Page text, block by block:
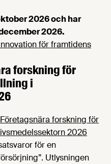
2026 och har
2026.
för framtidens
forskning för
i
Företagsnära forskning för
2026
för en
Utlysningen